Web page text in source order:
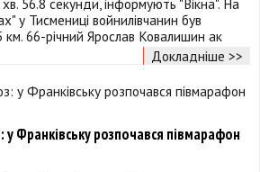
у Тисмениці войнилівчанин був
66-річний Ярослав Ковалишин ак
Докладніше >>
у Франківську розпочався півмарафон